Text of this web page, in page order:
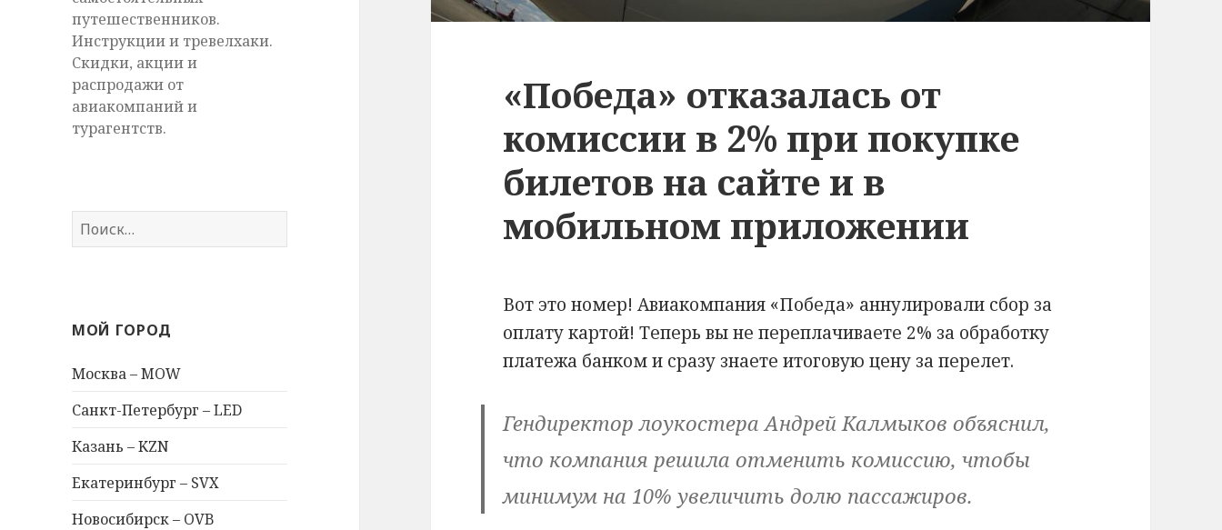
путешественников.
Инструкции и тревелхаки.
Скидки, акции и
распродажи от
авиакомпаний и
турагентств.
Найти:
МОЙ ГОРОД
Москва – MOW
Санкт-Петербург – LED
Казань – KZN
Екатеринбург – SVX
Новосибирск – OVB
«Победа» отказалась от
комиссии в 2% при покупке
билетов на сайте и в
мобильном приложении
Вот это номер! Авиакомпания «Победа» аннулировали сбор за
оплату картой! Теперь вы не переплачиваете 2% за обработку
платежа банком и сразу знаете итоговую цену за перелет.
Гендиректор лоукостера Андрей Калмыков объяснил,
что компания решила отменить комиссию, чтобы
минимум на 10% увеличить долю пассажиров.